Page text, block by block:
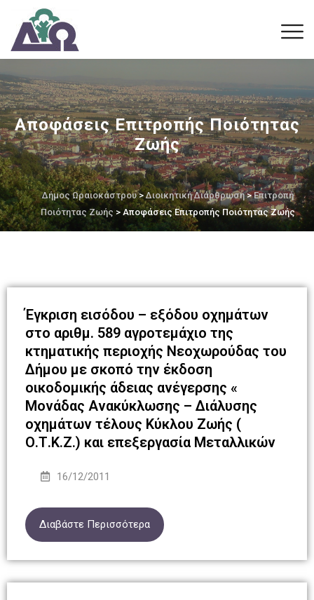
Αποφάσεις Επιτροπής Ποιότητας
Ζωής
Δήμος Ωραιοκάστρου>Διοικητική Διάρθρωση>Επιτροπή
Ποιότητας Ζωής > Αποφάσεις Επιτροπής Ποιότητας Ζωής
Έγκριση εισόδου – εξόδου οχημάτων
στο αριθμ. 589 αγροτεμάχιο της
κτηματικής περιοχής Νεοχωρούδας του
Δήμου με σκοπό την έκδοση
οικοδομικής άδειας ανέγερσης «
Μονάδας Ανακύκλωσης – Διάλυσης
οχημάτων τέλους Κύκλου Ζωής (
Ο.Τ.Κ.Ζ.) και επεξεργασία Μεταλλικών
16/12/2011
Διαβάστε Περισσότερα